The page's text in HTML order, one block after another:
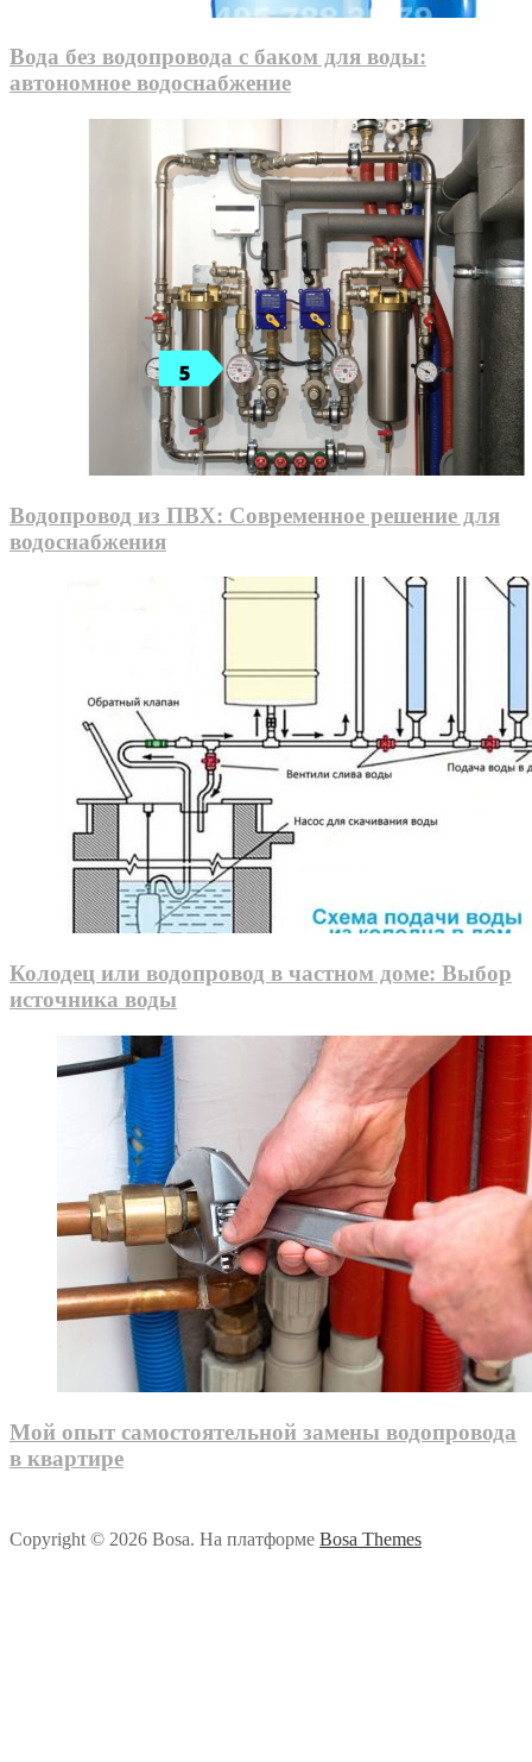
Вода без водопровода с баком для воды:
автономное водоснабжение
Водопровод из ПВХ: Современное решение для
водоснабжения
Колодец или водопровод в частном доме: Выбор
источника воды
Мой опыт самостоятельной замены водопровода
в квартире
Copyright © 2026 Bosa. На платформе Bosa Themes